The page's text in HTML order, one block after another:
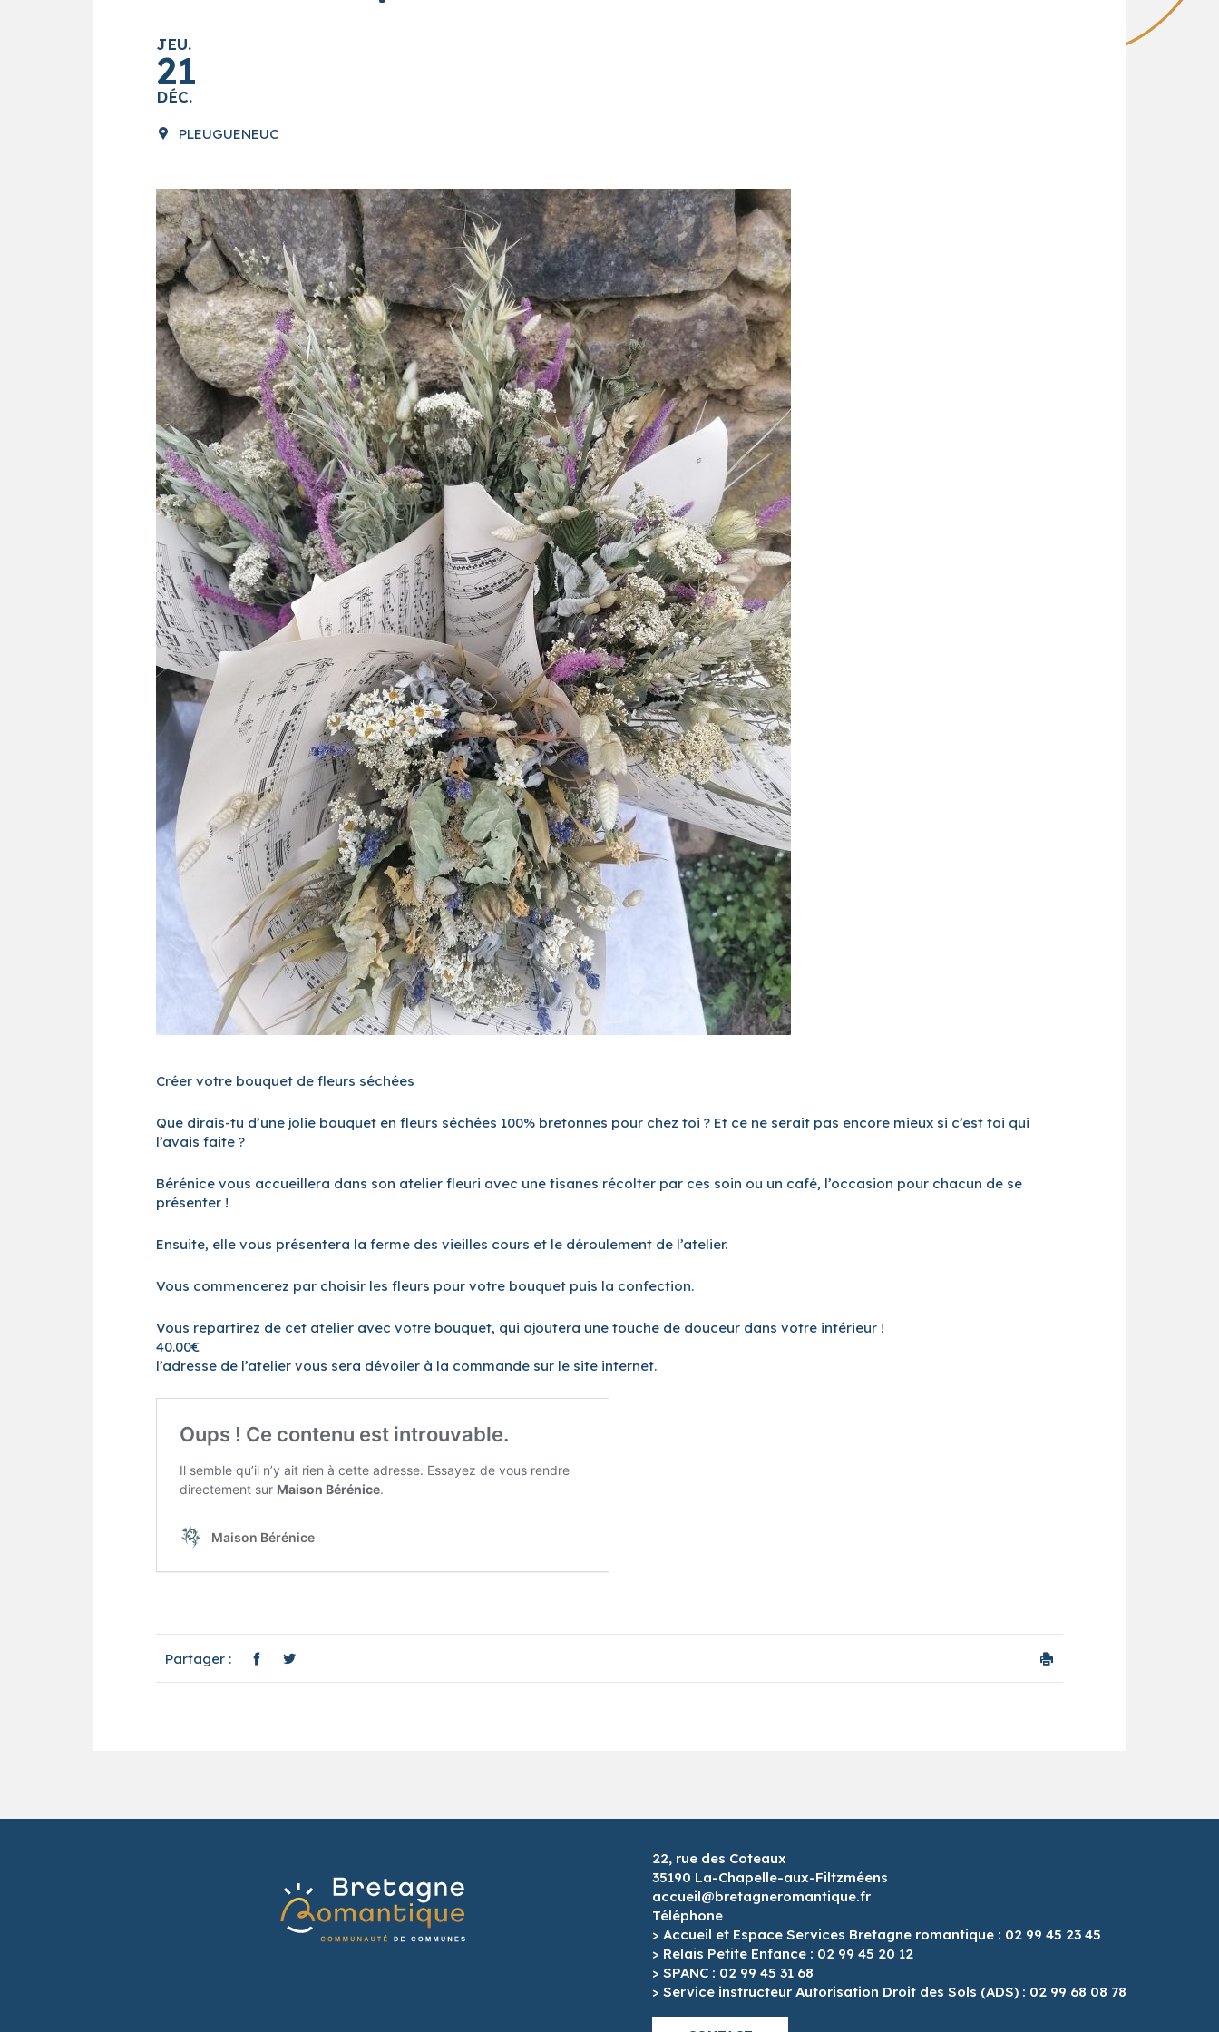
JEU.
21
DÉC.
PLEUGUENEUC
Créer votre bouquet de fleurs séchées
Que dirais-tu d’une jolie bouquet en fleurs séchées 100% bretonnes pour chez toi ? Et ce ne serait pas encore mieux si c’est toi qui
l’avais faite ?
Bérénice vous accueillera dans son atelier fleuri avec une tisanes récolter par ces soin ou un café, l’occasion pour chacun de se
présenter !
Ensuite, elle vous présentera la ferme des vieilles cours et le déroulement de l’atelier.
Vous commencerez par choisir les fleurs pour votre bouquet puis la confection.
Vous repartirez de cet atelier avec votre bouquet, qui ajoutera une touche de douceur dans votre intérieur !
40.00€
l’adresse de l’atelier vous sera dévoiler à la commande sur le site internet.
Partager :
22, rue des Coteaux
35190 La-Chapelle-aux-Filtzméens
accueil@bretagneromantique.fr
Téléphone
> Accueil et Espace Services Bretagne romantique : 02 99 45 23 45
> Relais Petite Enfance : 02 99 45 20 12
> SPANC : 02 99 45 31 68
> Service instructeur Autorisation Droit des Sols (ADS) : 02 99 68 08 78